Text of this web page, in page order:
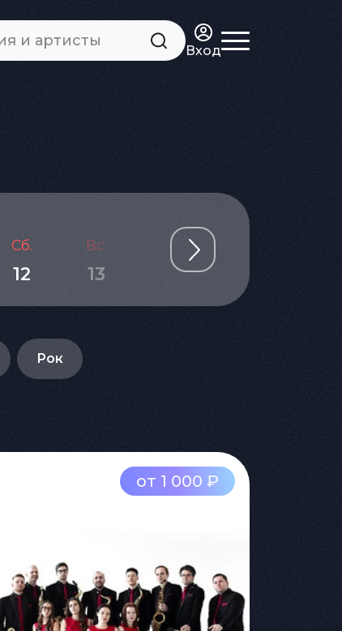
Вход
Сб.
12
Вс.
13
Пн.
14 15
Рок
от 1 000 ₽